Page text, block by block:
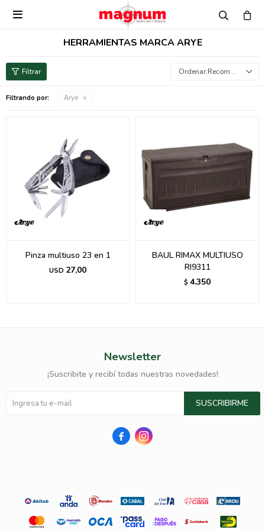

HERRAMIENTAS MARCA ARYE
Recomendados
Filtrando por: Arye
Pinza multiuso 23 en 1
USD 27,00
BAUL RIMAX MULTIUSO
RI9311
$ 4.350
Newsletter
¡Suscribite y recibí todas nuestras novedades!
SUSCRIBIRME
 